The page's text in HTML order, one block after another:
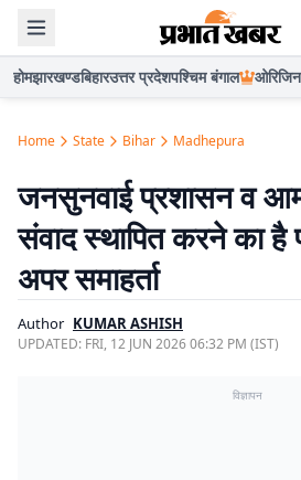
होमझारखण्डबिहारउत्तर प्रदेशपश्चिम बंगाल
Home State Bihar Madhepura
जनसुनवाई प्रशासन व
संवाद स्थापित करने का है
अपर समाहर्ता
Author KUMAR ASHISH
UPDATED: FRI, 12 JUN 2026 06:32 PM (IST)
विज्ञापन